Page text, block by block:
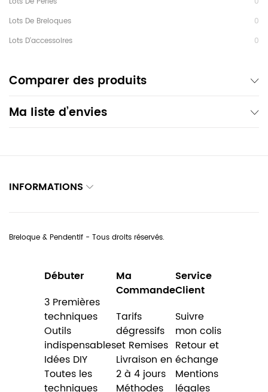
Lots De Breloques
0
Lots D'accessoires
0
Comparer des produits
Ma liste d’envies
INFORMATIONS
Breloque & Pendentif - Tous droits réservés.
Débuter
3 Premières
techniques
Outils
indispensables
Idées DIY
Toutes les
techniques
Ma
Commande
Tarifs
dégressifs
et Remises
Livraison en
2 à 4 jours
Méthodes
Service
Client
Suivre
mon colis
Retour et
échange
Mentions
légales